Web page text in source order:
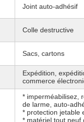
Joint auto-adhésif
Colle destructive
Sacs, cartons
Expédition,
commerce
* imperméabilisez,
de larme, auto-
* protection jetable
* matériel tout neuf